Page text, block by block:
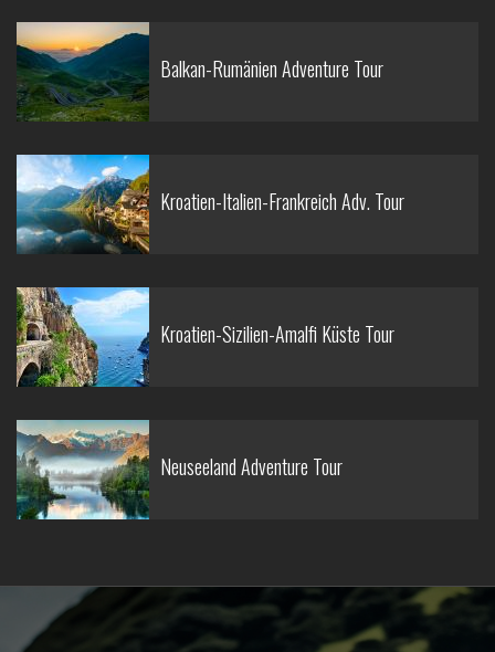
Balkan-Rumänien Adventure Tour
Kroatien-Italien-Frankreich Adv. Tour
Kroatien-Sizilien-Amalfi Küste Tour
Neuseeland Adventure Tour